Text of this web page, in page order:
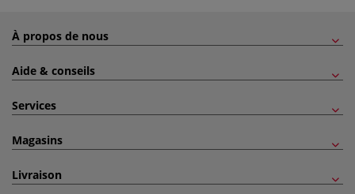
À propos de nous
Aide & conseils
Services
Magasins
Livraison